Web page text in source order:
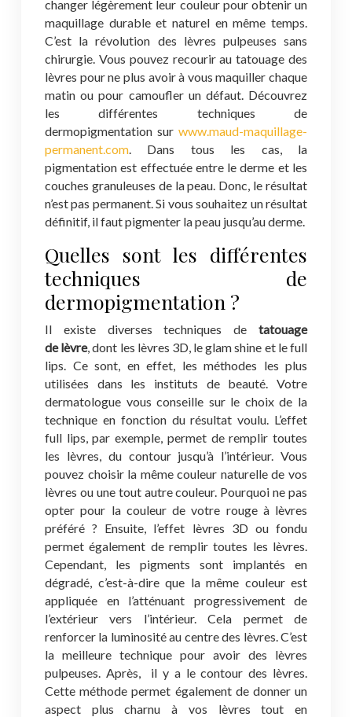
changer légèrement leur couleur pour obtenir un
maquillage durable et naturel en même temps.
C’est la révolution des lèvres pulpeuses sans
chirurgie. Vous pouvez recourir au tatouage des
lèvres pour ne plus avoir à vous maquiller chaque
matin ou pour camoufler un défaut. Découvrez
les différentes techniques de
dermopigmentation sur www.maud-maquillage-
permanent.com. Dans tous les cas, la
pigmentation est effectuée entre le derme et les
couches granuleuses de la peau. Donc, le résultat
n’est pas permanent. Si vous souhaitez un résultat
définitif, il faut pigmenter la peau jusqu’au derme.
Quelles sont les différentes
techniques de
dermopigmentation ?
Il existe diverses techniques de tatouage
delèvre, dont les lèvres 3D, le glam shine et le full
lips. Ce sont, en effet, les méthodes les plus
utilisées dans les instituts de beauté. Votre
dermatologue vous conseille sur le choix de la
technique en fonction du résultat voulu. L’effet
full lips, par exemple, permet de remplir toutes
les lèvres, du contour jusqu’à l’intérieur. Vous
pouvez choisir la même couleur naturelle de vos
lèvres ou une tout autre couleur. Pourquoi ne pas
opter pour la couleur de votre rouge à lèvres
préféré ? Ensuite, l’effet lèvres 3D ou fondu
permet également de remplir toutes les lèvres.
Cependant, les pigments sont implantés en
dégradé, c’est-à-dire que la même couleur est
appliquée en l’atténuant progressivement de
l’extérieur vers l’intérieur. Cela permet de
renforcer la luminosité au centre des lèvres. C’est
la meilleure technique pour avoir des lèvres
pulpeuses. Après, il y a le contour des lèvres.
Cette méthode permet également de donner un
aspect plus charnu à vos lèvres tout en